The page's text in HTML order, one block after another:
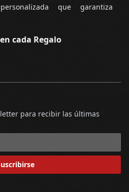
que garantiza
cada Regalo
para recibir las últimas